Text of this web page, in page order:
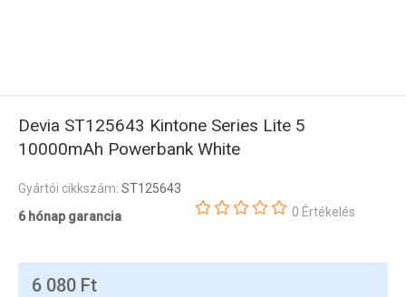
Devia ST125643 Kintone Series Lite 5
10000mAh Powerbank White
Gyártói cikkszám: ST125643
6 hónap garancia
0 Értékelés
6 080 Ft